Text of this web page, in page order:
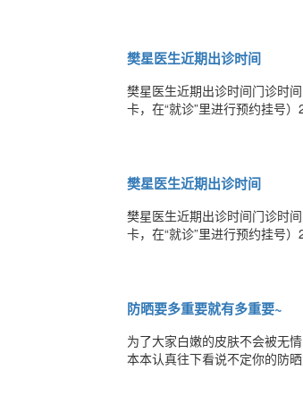
樊星医生近期出诊时间
樊星医生近期出诊时间门诊时
卡，在“就诊”里进行预约挂号
樊星医生近期出诊时间
樊星医生近期出诊时间门诊时
卡，在“就诊”里进行预约挂号
防晒要多重要就有多重要~
为了大家白嫩的皮肤不会被无
本本认真往下看说不定你的防